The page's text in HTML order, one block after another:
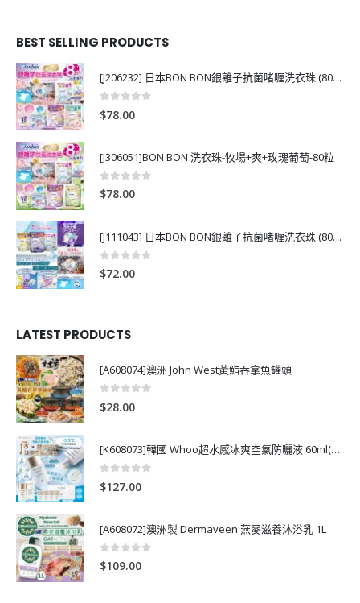
BEST SELLING PRODUCTS
[J206232] 日本BON BON銀離子抗菌啫喱洗衣珠 (80粒)
0
$78.00
[J306051]BON BON 洗衣珠-牧場+爽+玫瑰葡萄-80粒
0out of 5
$78.00
[J111043] 日本BON BON銀離子抗菌啫喱洗衣珠 (80粒)
0out of 5
$72.00
LATEST PRODUCTS
[A608074]澳洲 John West黃鮨吞拿魚罐頭
0
$28.00
[K608073]韓國 Whoo超水感冰爽空氣防曬液 60ml(送13ml*4支)
0
$127.00
[A608072]澳洲製 Dermaveen 燕麥滋養沐浴乳 1L
0 out of 5
$109.00